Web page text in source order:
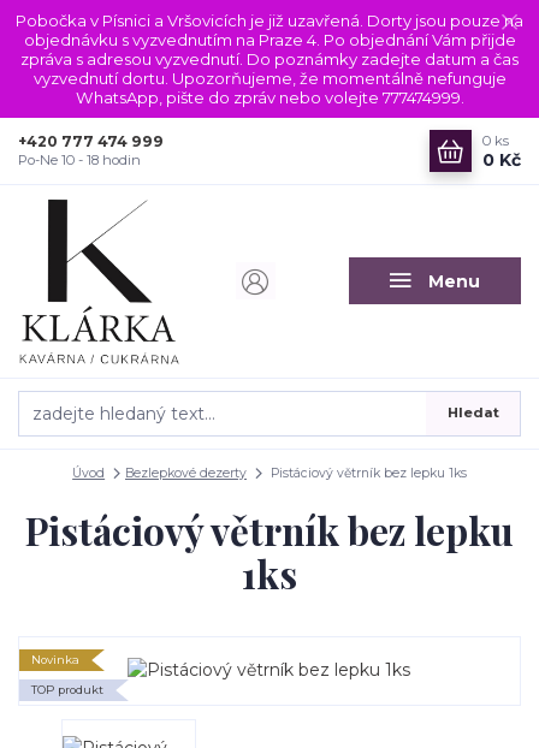
Pobočka v Písnici a Vršovicích je již uzavřená. Dorty jsou pouze na
objednávku s vyzvednutím na Praze 4. Po objednání Vám přijde
zpráva s adresou vyzvednutí. Do poznámky zadejte datum a čas
vyzvednutí dortu. Upozorňujeme, že momentálně nefunguje
WhatsApp, pište do zpráv nebo volejte 777474999.
Menu
Hledat
+420 777 474 999
Po-Ne 10 - 18 hodin
0 ks
0 Kč
Úvod Bezlepkové dezerty Pistáciový větrník bez lepku 1ks
Pistáciový větrník bez lepku
1ks
Novinka
TOP produkt